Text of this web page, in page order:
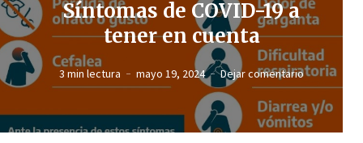
Síntomas de COVID-19 a
tener en cuenta
3 min lectura mayo 19, 2024 Dejar comentario